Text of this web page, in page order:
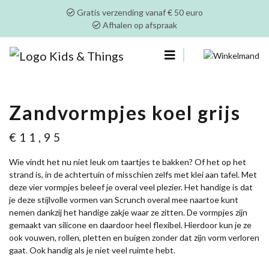
Gratis verzending vanaf € 50 euro
Afhalen op afspraak
0
Zandvormpjes koel grijs
€ 11,95
Wie vindt het nu niet leuk om taartjes te bakken? Of het op het
strand is, in de achtertuin of misschien zelfs met klei aan tafel. Met
deze vier vormpjes beleef je overal veel plezier. Het handige is dat
je deze stijlvolle vormen van Scrunch overal mee naartoe kunt
nemen dankzij het handige zakje waar ze zitten. De vormpjes zijn
gemaakt van silicone en daardoor heel flexibel. Hierdoor kun je ze
ook vouwen, rollen, pletten en buigen zonder dat zijn vorm verloren
gaat. Ook handig als je niet veel ruimte hebt.